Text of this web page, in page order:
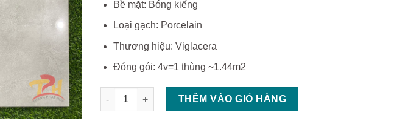
Bề mặt: Bóng kiếng
Loại gạch: Porcelain
Thương hiệu: Viglacera
Đóng gói: 4v=1 thùng ~1.44m2
Gạch 60×60 Viglacera bóng kiếng TB6505 số lượng
THÊM VÀO GIỎ HÀNG